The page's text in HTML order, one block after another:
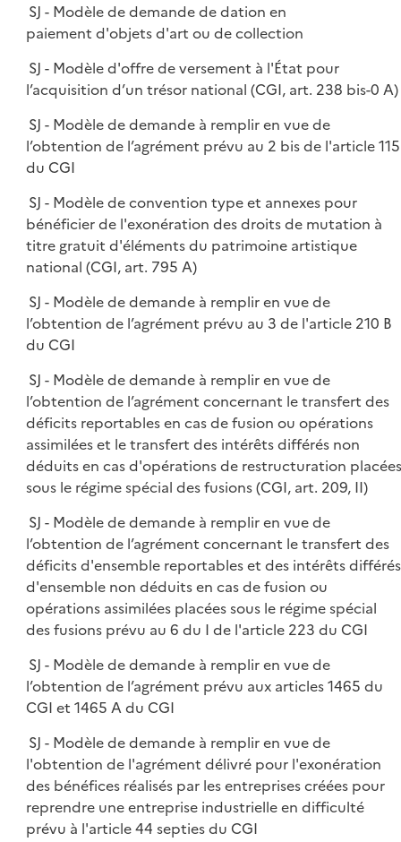
SJ - Modèle de demande de dation en
paiement d'objets d'art ou de collection
SJ - Modèle d'offre de versement à l'État pour
l’acquisition d’un trésor national (CGI, art. 238 bis-0 A)
SJ - Modèle de demande à remplir en vue de
l’obtention de l’agrément prévu au 2 bis de l'article 115
du CGI
SJ - Modèle de convention type et annexes pour
bénéficier de l'exonération des droits de mutation à
titre gratuit d'éléments du patrimoine artistique
national (CGI, art. 795 A)
SJ - Modèle de demande à remplir en vue de
l’obtention de l’agrément prévu au 3 de l'article 210 B
du CGI
SJ - Modèle de demande à remplir en vue de
l’obtention de l’agrément concernant le transfert des
déficits reportables en cas de fusion ou opérations
assimilées et le transfert des intérêts différés non
déduits en cas d'opérations de restructuration placées
sous le régime spécial des fusions (CGI, art. 209, II)
SJ - Modèle de demande à remplir en vue de
l’obtention de l’agrément concernant le transfert des
déficits d'ensemble reportables et des intérêts différés
d'ensemble non déduits en cas de fusion ou
opérations assimilées placées sous le régime spécial
des fusions prévu au 6 du I de l'article 223 du CGI
SJ - Modèle de demande à remplir en vue de
l’obtention de l’agrément prévu aux articles 1465 du
CGI et 1465 A du CGI
SJ - Modèle de demande à remplir en vue de
l'obtention de l'agrément délivré pour l'exonération
des bénéfices réalisés par les entreprises créées pour
reprendre une entreprise industrielle en difficulté
prévu à l'article 44 septies du CGI